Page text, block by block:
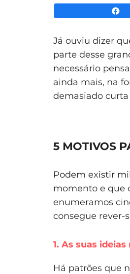
Já ouviu dizer
parte desse
necessário
ainda mais, na
demasiado
5 MOTIVOS
Podem existir
momento e que
enumeramos
consegue rever-
1. As suas
Há patrões que